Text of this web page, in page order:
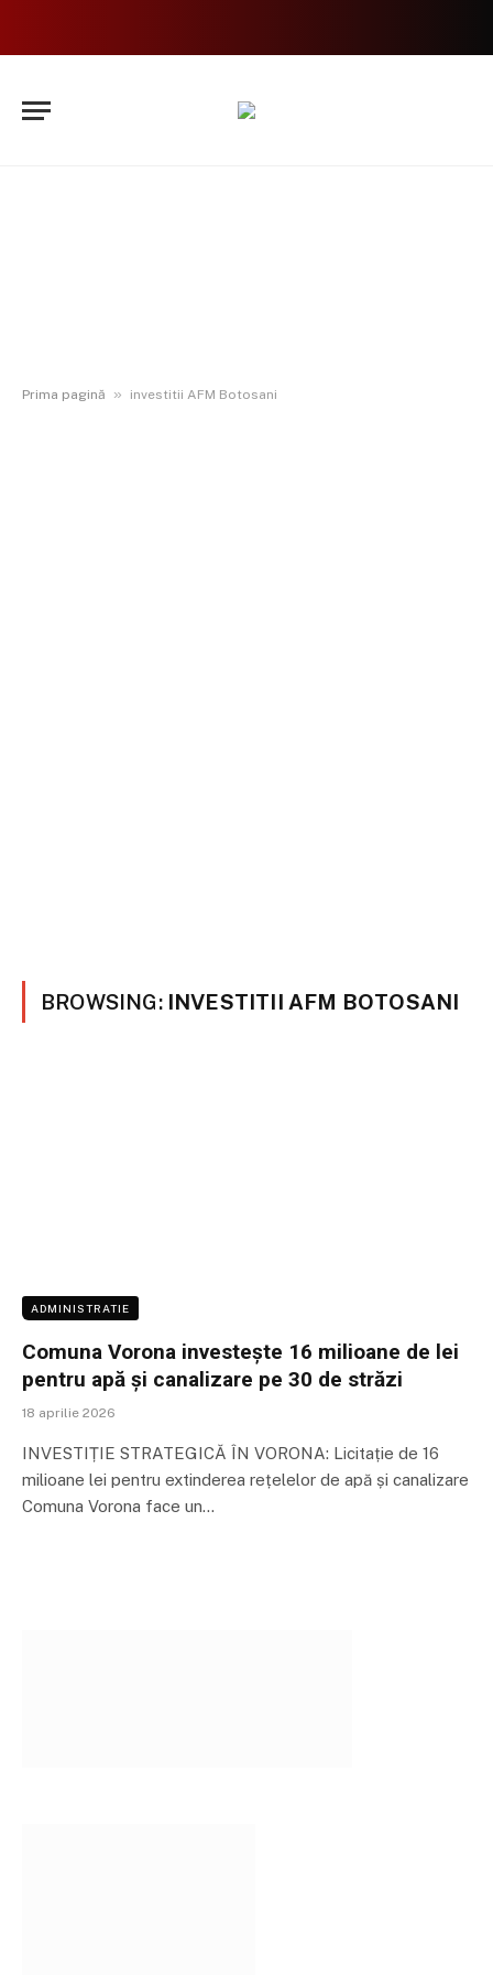
Prima pagină » investitii AFM Botosani
BROWSING: INVESTITII AFM BOTOSANI
ADMINISTRATIE
Comuna Vorona investește 16 milioane de lei
pentru apă și canalizare pe 30 de străzi
18 aprilie 2026
INVESTIȚIE STRATEGICĂ ÎN VORONA: Licitație de 16
milioane lei pentru extinderea rețelelor de apă și canalizare
Comuna Vorona face un…